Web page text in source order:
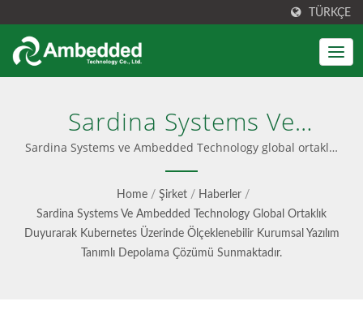
TÜRKÇE
Sardina Systems Ve
Ambedded Technology
Global Ortaklık Duyurarak
Kubernetes Üzerinde
Ölçeklenebilir Kurumsal
Sardina Systems ve Ambedded Technology global ortaklık
duyurarak Kubernetes üzerinde ölçeklenebilir kurumsal
Yazılım Tanımlı Depolama çözümü sunmaktadır. |
Kullanıcı Dostu Ceph Yönetim Arayüzü
Home / Şirket / Haberler /
Sardina Systems Ve Ambedded Technology Global Ortaklık
Duyurarak Kubernetes Üzerinde Ölçeklenebilir Kurumsal Yazılım
Tanımlı Depolama Çözümü Sunmaktadır.